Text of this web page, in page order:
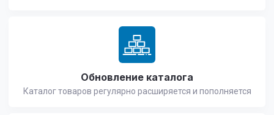
Обновление каталога
Каталог товаров регулярно расширяется и пополняется